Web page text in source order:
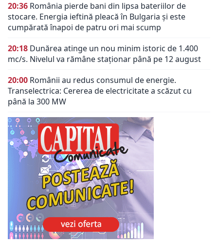
20:36 România pierde bani din lipsa bateriilor de
stocare. Energia ieftină pleacă în Bulgaria și este
cumpărată înapoi de patru ori mai scump
20:18 Dunărea atinge un nou minim istoric de 1.400
mc/s. Nivelul va rămâne staționar până pe 12 august
20:00 Românii au redus consumul de energie.
Transelectrica: Cererea de electricitate a scăzut cu
până la 300 MW